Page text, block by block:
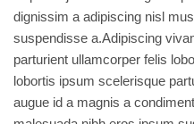
dignissim a adipiscing nisl
suspendisse a.Adipiscing
parturient ullamcorper felis
lobortis ipsum scelerisque
augue id a magnis a